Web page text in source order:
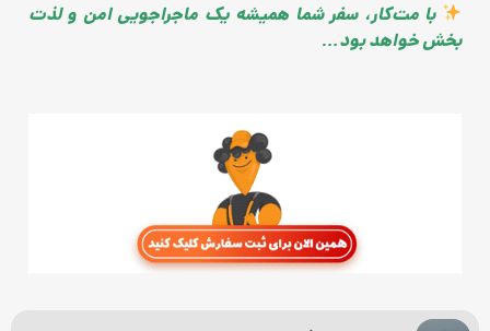
با مت‌کار، سفر شما همیشه یک ماجراجویی امن و لذت
‌بخش خواهد بود…